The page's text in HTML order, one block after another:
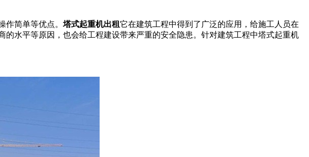
简单等优点。 塔式起重机出租它在建筑工程中得到了广泛的应用，给施工人员在
水平等原因，也会给工程建设带来严重的安全隐患。针对建筑工程中塔式起重机